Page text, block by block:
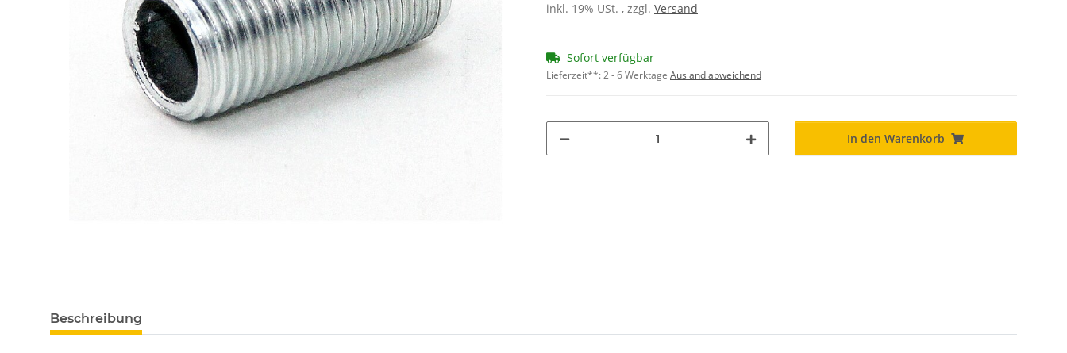
inkl. 19% USt. , zzgl. Versand
Sofort verfügbar
Lieferzeit**:2 - 6 Werktage Ausland abweichend
In den Warenkorb
Beschreibung